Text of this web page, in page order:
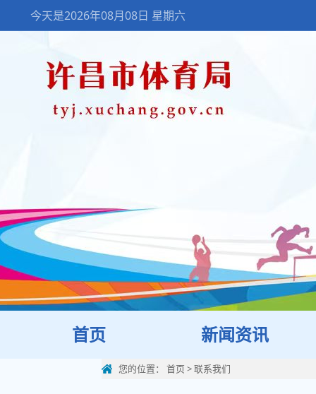
今天是2026年08月08日 星期六
首页 新闻资讯
您的位置： 首页 >联系我们